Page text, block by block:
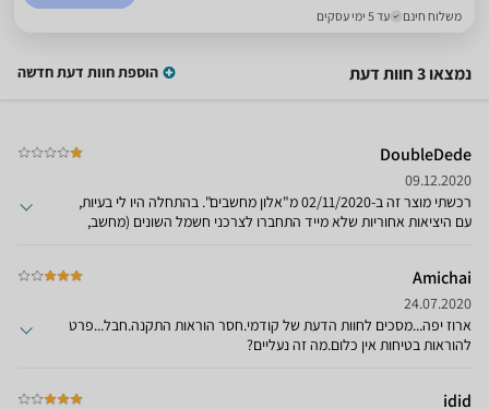
משלוח חינם עד 5 ימי עסקים
נמצאו 3 חוות דעת הוספת חוות דעת חדשה
DoubleDede
09.12.2020
רכשתי מוצר זה ב-02/11/2020 מ"אלון מחשבים". בהתחלה היו לי בעיות,
עם היציאות אחוריות שלא מייד התחברו לצרכני חשמל השונים (מחשב,
חדש: המכשיר התחיל לצפצף כאיולו ויש הפסקת חשמל (למרות שכן היה
מחובר לחשמל - הכנסתי מכשירים אחרים והם פעלו ללא בעיות). לאחר
כ-15 דקות, הציפצופים היות תדירים יותר, כלומר הסוללה מתרוקנת -ואז
בא הניתוק החשמלי. ברור לי שהמכשיר לא תקין בכלל, למרות שמחובר
לחשמל לא מזהה החיבור. בעיה של היציאות/כניסות אחוריים שם מתחת
Amichai
24.07.2020
ארוז יפה...מסכים לחוות הדעת של קודמי.חסר הוראות התקנה.חבל...פרט
להוראות בטיחות אין כלום.מה זה נעליים?
idid